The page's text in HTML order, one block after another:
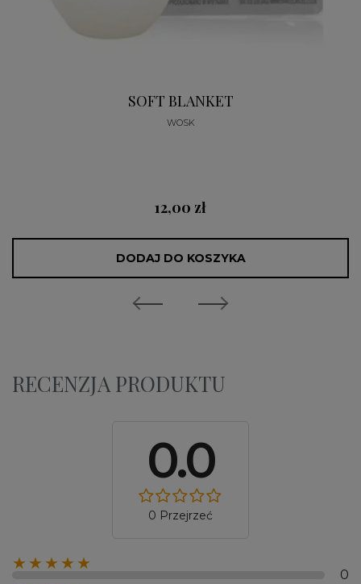
SOFT BLANKET
WOSK
12,00 zł
DODAJ DO KOSZYKA
RECENZJA PRODUKTU
0.0
0 Przejrzeć
★★★★★
0